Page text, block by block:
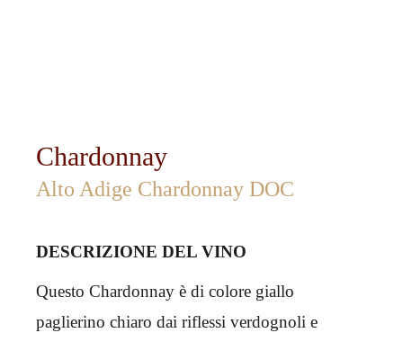
Chardonnay
Alto Adige Chardonnay DOC
DESCRIZIONE DEL VINO
Questo Chardonnay è di colore giallo
paglierino chiaro dai riflessi verdognoli e